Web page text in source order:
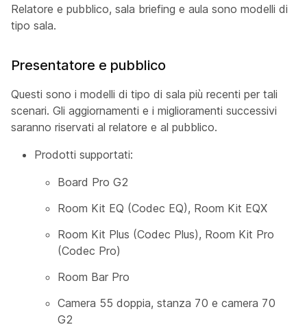
Relatore e pubblico, sala briefing e aula sono modelli di
tipo sala.
Presentatore e pubblico
Questi sono i modelli di tipo di sala più recenti per tali
scenari. Gli aggiornamenti e i miglioramenti successivi
saranno riservati al relatore e al pubblico.
Prodotti supportati:
Board Pro G2
Room Kit EQ (Codec EQ), Room Kit EQX
Room Kit Plus (Codec Plus), Room Kit Pro
(Codec Pro)
Room Bar Pro
Camera 55 doppia, stanza 70 e camera 70
G2